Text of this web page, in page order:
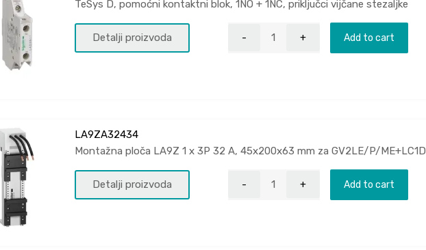
TeSys D, pomoćni kontaktni blok, 1NO + 1NC, priključci vijčane stezaljke
Detalji proizvoda Add to cart
LA9ZA32434
Montažna ploča LA9Z 1 x 3P 32 A, 45x200x63 mm za GV2LE/P/ME+LC1D
Detalji proizvoda Add to cart